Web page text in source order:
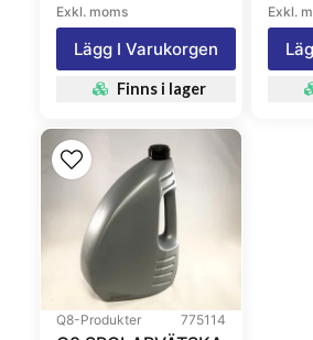
Exkl. moms
Lägg I Varukorgen
Finns i lager
Exkl.
Q8-Produkter 775114